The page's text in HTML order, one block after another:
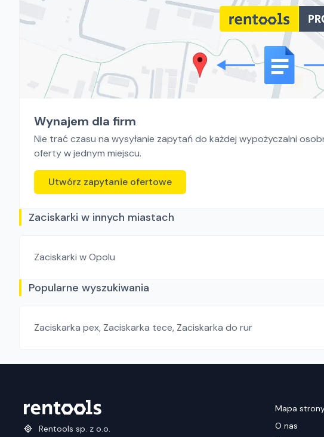
Wynajem dla firm
Nie trać czasu na wysyłanie zapytań do każdej wypożyczalni
oferty w jednym miejscu.
Utwórz zapytanie ofertowe
Zaciskarki w innych miastach
Zaciskarki w Opolu
Popularne wyszukiwania
Zaciskarka pex, Zaciskarka tece, Zaciskarka do rur
Rentools sp. z o.o.
Mapa
O nas